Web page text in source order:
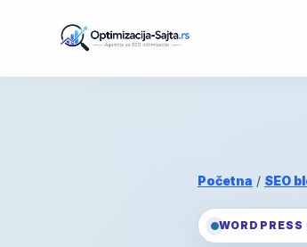
Početna / SEO
WORDPRESS